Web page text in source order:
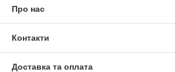
Про нас
Контакти
Доставка та оплата